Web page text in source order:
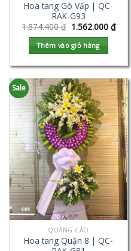
Hoa tang Gò Vấp | QC-
RAK-G93
1.874.400₫ 1.562.000 ₫
Thêm vào giỏ hàng
Sale
QUẢNG CÁO
Hoa tang Quận 8 | QC-